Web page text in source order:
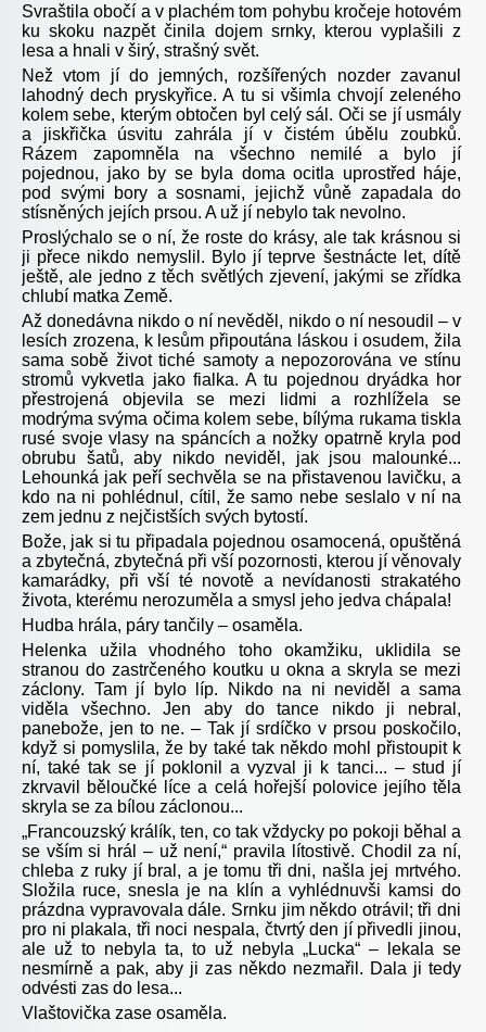
Svraštila obočí a v plachém tom pohybu kročeje hotovém
ku skoku nazpět činila dojem srnky, kterou vyplašili z
lesa a hnali v širý, strašný svět.
Než vtom jí do jemných, rozšířených nozder zavanul
lahodný dech pryskyřice. A tu si všimla chvojí zeleného
kolem sebe, kterým obtočen byl celý sál. Oči se jí usmály
a jiskřička úsvitu zahrála jí v čistém úbělu zoubků.
Rázem zapomněla na všechno nemilé a bylo jí
pojednou, jako by se byla doma ocitla uprostřed háje,
pod svými bory a sosnami, jejichž vůně zapadala do
stísněných jejích prsou. A už jí nebylo tak nevolno.
Proslýchalo se o ní, že roste do krásy, ale tak krásnou si
ji přece nikdo nemyslil. Bylo jí teprve šestnácte let, dítě
ještě, ale jedno z těch světlých zjevení, jakými se zřídka
chlubí matka Země.
Až donedávna nikdo o ní nevěděl, nikdo o ní nesoudil – v
lesích zrozena, k lesům připoutána láskou i osudem, žila
sama sobě život tiché samoty a nepozorována ve stínu
stromů vykvetla jako fialka. A tu pojednou dryádka hor
přestrojená objevila se mezi lidmi a rozhlížela se
modrýma svýma očima kolem sebe, bílýma rukama tiskla
rusé svoje vlasy na spáncích a nožky opatrně kryla pod
obrubu šatů, aby nikdo neviděl, jak jsou malounké...
Lehounká jak peří sechvěla se na přistavenou lavičku, a
kdo na ni pohlédnul, cítil, že samo nebe seslalo v ní na
zem jednu z nejčistších svých bytostí.
Bože, jak si tu připadala pojednou osamocená, opuštěná
a zbytečná, zbytečná při vší pozornosti, kterou jí věnovaly
kamarádky, při vší té novotě a nevídanosti strakatého
života, kterému nerozuměla a smysl jeho jedva chápala!
Hudba hrála, páry tančily – osaměla.
Helenka užila vhodného toho okamžiku, uklidila se
stranou do zastrčeného koutku u okna a skryla se mezi
záclony. Tam jí bylo líp. Nikdo na ni neviděl a sama
viděla všechno. Jen aby do tance nikdo ji nebral,
panebože, jen to ne. – Tak jí srdíčko v prsou poskočilo,
když si pomyslila, že by také tak někdo mohl přistoupit k
ní, také tak se jí poklonil a vyzval ji k tanci... – stud jí
zkrvavil běloučké líce a celá hořejší polovice jejího těla
skryla se za bílou záclonou...
„Francouzský králík, ten, co tak vždycky po pokoji běhal a
se vším si hrál – už není,“ pravila lítostivě. Chodil za ní,
chleba z ruky jí bral, a je tomu tři dni, našla jej mrtvého.
Složila ruce, snesla je na klín a vyhlédnuvši kamsi do
prázdna vypravovala dále. Srnku jim někdo otrávil; tři dni
pro ni plakala, tři noci nespala, čtvrtý den jí přivedli jinou,
ale už to nebyla ta, to už nebyla „Lucka“ – lekala se
nesmírně a pak, aby ji zas někdo nezmařil. Dala ji tedy
odvésti zas do lesa...
Vlaštovička zase osaměla.